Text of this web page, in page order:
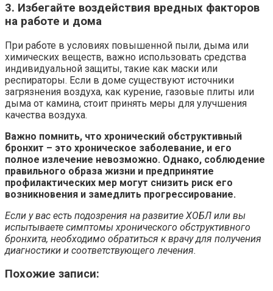
3. Избегайте воздействия вредных факторов
на работе и дома
При работе в условиях повышенной пыли, дыма или
химических веществ, важно использовать средства
индивидуальной защиты, такие как маски или
респираторы. Если в доме существуют источники
загрязнения воздуха, как курение, газовые плиты или
дыма от камина, стоит принять меры для улучшения
качества воздуха.
Важно помнить, что хронический обструктивный
бронхит – это хроническое заболевание, и его
полное излечение невозможно. Однако, соблюдение
правильного образа жизни и предпринятие
профилактических мер могут снизить риск его
возникновения и замедлить прогрессирование.
Если у вас есть подозрения на развитие ХОБЛ или вы
испытываете симптомы хронического обструктивного
бронхита, необходимо обратиться к врачу для получения
диагностики и соответствующего лечения.
Похожие записи: